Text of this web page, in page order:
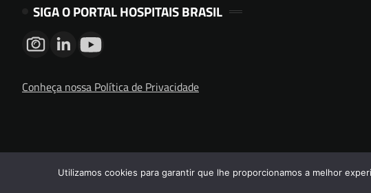
SIGA O PORTAL HOSPITAIS BRASIL
Conheça nossa Política de Privacidade
Utilizamos cookies para garantir que lhe proporcionamos a melhor